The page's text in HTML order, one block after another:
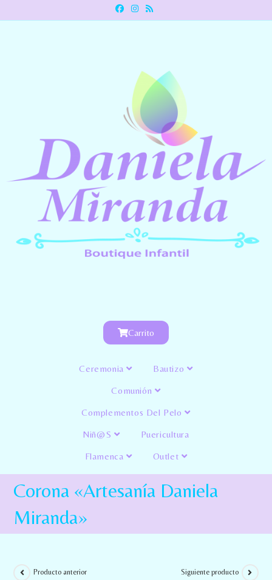
Carrito
Ceremonia Bautizo
Comunión
Complementos Del Pelo
Niñ@s Puericultura
Flamenca Outlet
Corona «Artesanía Daniela
Miranda»
Producto anterior Siguiente producto